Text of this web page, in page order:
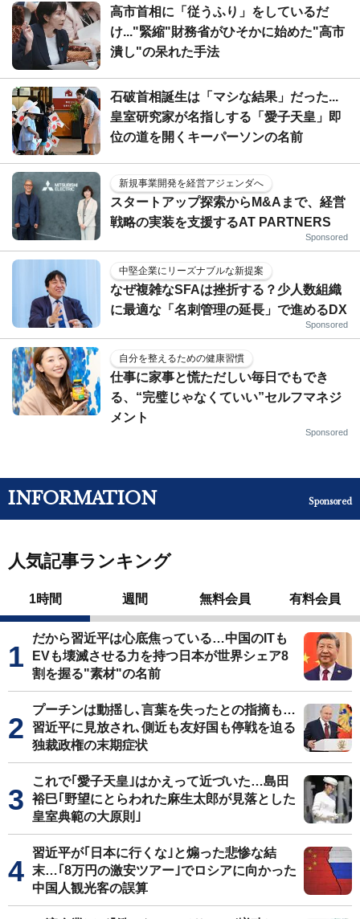
高市首相に「従うふり」をしているだ
け..."緊縮"財務省がひそかに始めた"高市
潰し"の呆れた手法
石破首相誕生は「マシな結果」だった...
皇室研究家が名指しする「愛子天皇」即
位の道を開くキーパーソンの名前
新規事業開発を経営アジェンダへ
スタートアップ探索からM&Aまで、経営
戦略の実装を支援するAT PARTNERS
Sponsored
中堅企業にリーズナブルな新提案
なぜ複雑なSFAは挫折する？少人数組織
に最適な「名刺管理の延長」で進めるDX
Sponsored
自分を整えるための健康習慣
仕事に家事と慌ただしい毎日でもでき
る、“完璧じゃなくていい”セルフマネジ
メント
Sponsored
INFORMATION Sponsored
人気記事ランキング
1時間 週間 無料会員 有料会員
だから習近平は心底焦っている…中国のITも
EVも壊滅させる力を持つ日本が世界シェア8
割を握る"素材"の名前
プーチンは動揺し､言葉を失ったとの指摘も…
習近平に見放され､側近も友好国も停戦を迫る
独裁政権の末期症状
これで｢愛子天皇｣はかえって近づいた…島田
裕巳｢野望にとらわれた麻生太郎が見落とした
皇室典範の大原則｣
習近平が｢日本に行くな｣と煽った悲惨な結
末…｢8万円の激安ツアー｣でロシアに向かった
中国人観光客の誤算